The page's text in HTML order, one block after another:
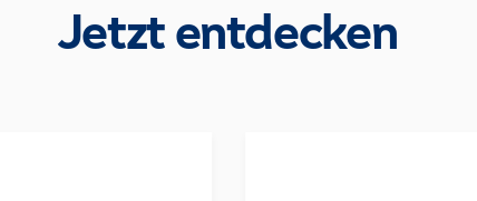
Jetzt entdecken